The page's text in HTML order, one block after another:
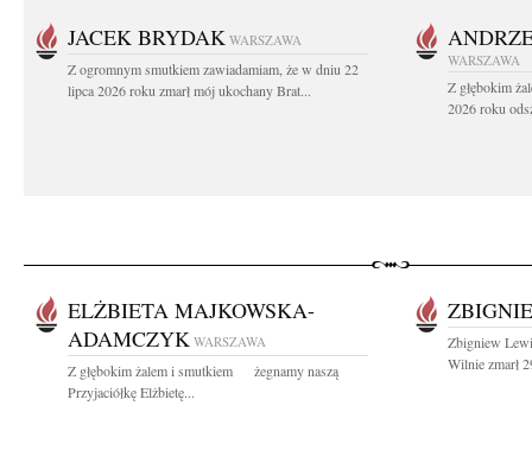
JACEK BRYDAK WARSZAWA
Z ogromnym smutkiem zawiadamiam, że w dniu 22
lipca 2026 roku zmarł mój ukochany Brat...
WARSZAWA
Z głębokim
2026 roku
ELŻBIETA MAJKOWSKA-
ADAMCZYK WARSZAWA
Z głębokim żalem i smutkiem żegnamy naszą
Przyjaciółkę Elżbietę...
Zbigniew
Wilnie zmarł